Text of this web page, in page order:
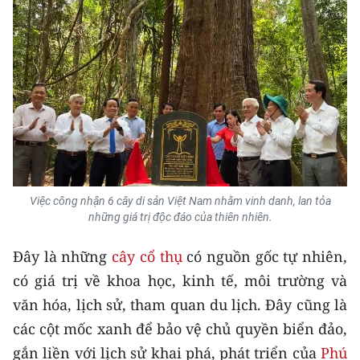
Video
Media Chính trị
Media Kinh tế
Media Văn hóa
Media Xã hội
Media Pháp luật
Media Du lịch
Media Thế giới
Media Thể thao
Media Giáo dục
Việc công nhận 6 cây di sản Việt Nam nhằm vinh danh, lan tỏa
những giá trị độc đáo của thiên nhiên.
Đây là những cây cổ thụcó nguồn gốc tự nhiên,
có giá trị về khoa học, kinh tế, môi trường và
văn hóa, lịch sử, tham quan du lịch. Đây cũng là
các cột mốc xanh để bảo vệ chủ quyền biển đảo,
gắn liền với lịch sử khai phá, phát triển của Phú